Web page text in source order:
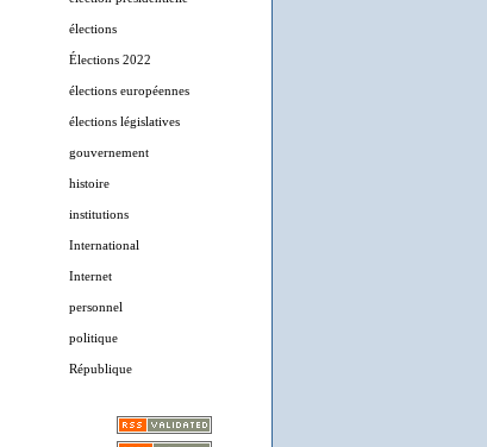
élections
Élections 2022
élections européennes
élections législatives
gouvernement
histoire
institutions
International
Internet
personnel
politique
République